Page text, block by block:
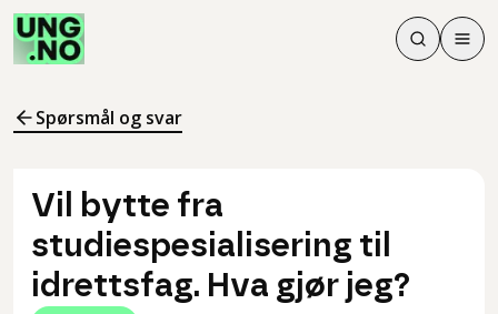
Søk
Søk
Meny
Spørsmål og svar
Vil bytte fra
studiespesialisering til
idrettsfag. Hva gjør jeg?